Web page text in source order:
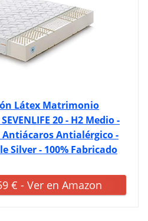
Látex Matrimonio
20 - H2 Medio -
Antiácaros Antialérgico -
Silver - 100% Fabricado
€ - Ver en Amazon